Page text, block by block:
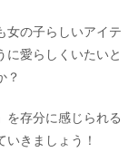
女の子らしいアイテ
に愛らしくいたいと
？
を存分に感じられる
きましょう！